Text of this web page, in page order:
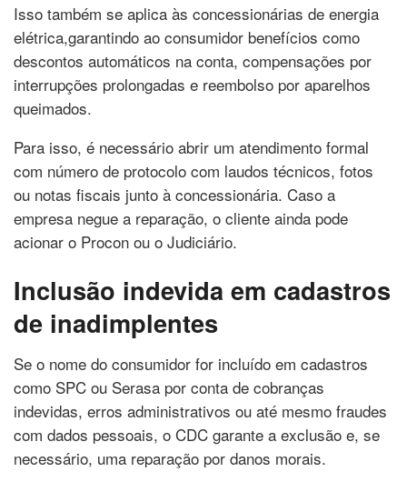
Isso também se aplica às concessionárias de energia
elétrica,garantindo ao consumidor benefícios como
descontos automáticos na conta, compensações por
interrupções prolongadas e reembolso por aparelhos
queimados.
Para isso, é necessário abrir um atendimento formal
com número de protocolo com laudos técnicos, fotos
ou notas fiscais junto à concessionária. Caso a
empresa negue a reparação, o cliente ainda pode
acionar o Procon ou o Judiciário.
Inclusão indevida em cadastros
de inadimplentes
Se o nome do consumidor for incluído em cadastros
como SPC ou Serasa por conta de cobranças
indevidas, erros administrativos ou até mesmo fraudes
com dados pessoais, o CDC garante a exclusão e, se
necessário, uma reparação por danos morais.